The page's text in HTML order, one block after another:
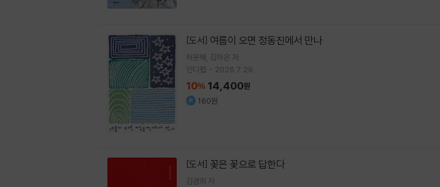
[도서] 여름이 오면 정동진에서 만나
허윤혜 김하은 저
인디펍
2026.7.29.
10% 14,400원
160원
[도서] 꽃은 꽃으로 답한다
김경희 저